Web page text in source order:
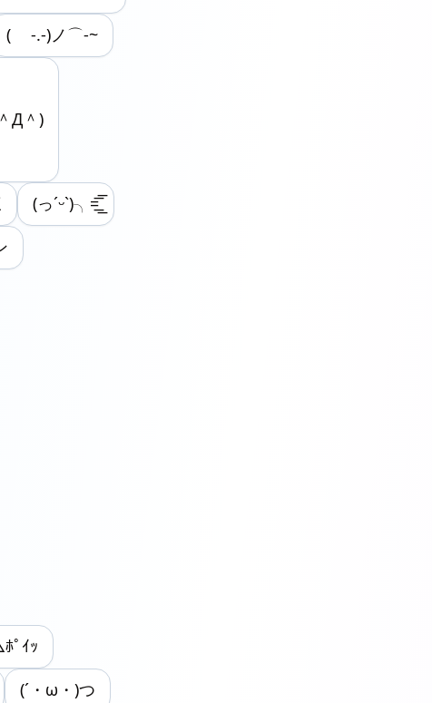
( -.-)ノ⌒-~
Д＾)
(っˊᵕˋ)╮=͟͟͞͞
ｲｯ
(´・ω・)つ